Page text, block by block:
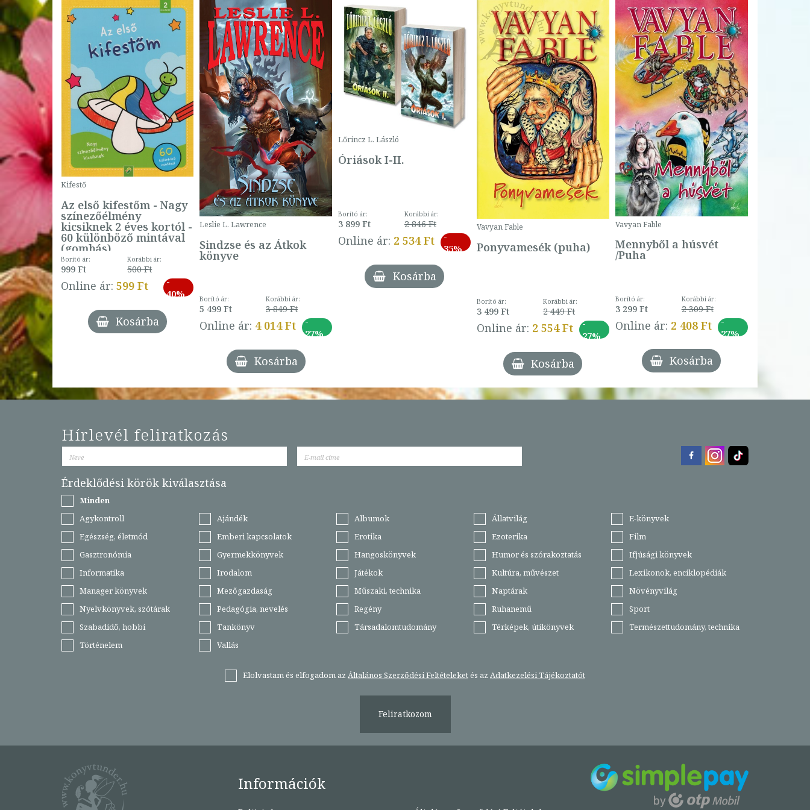
ár:
Ft
Ft
-
27%
Kifestő
Az első kifestőm - Nagy
színezőélmény
kicsiknek 2 éves kortól -
60 különböző mintával
(gombás)
Borító ár:
999 Ft
Korábbi ár:
500 Ft
Online ár: 599 Ft
-
40%
Kosárba
Leslie L. Lawrence
Sindzse és az Átkok
könyve
Borító ár:
5 499 Ft
Korábbi ár:
3 849 Ft
Online ár: 4 014 Ft
-
27%
Kosárba
Lőrincz L. László
Óriások I-II.
Borító ár:
3 899 Ft
Korábbi ár:
2 846 Ft
Online ár: 2 534 Ft
-
35%
Kosárba
Vavyan Fable
Ponyvamesék (puha)
Borító ár:
3 499 Ft
Korábbi ár:
2 449 Ft
Online ár: 2 554 Ft
-
27%
Kosárba
Vavyan Fable
Mennyből a húsvét
/Puha
Borító ár:
3 299 Ft
Korábbi ár:
2 309 Ft
Online ár: 2 408 Ft
-
27%
Kosárba
Hírlevél feliratkozás
Érdeklődési körök kiválasztása
Minden
Agykontroll
Ajándék Albumok Állatvilág
E-könyvek
Egészség, életmód
Emberi kapcsolatok Erotika Ezoterika
Film
Gasztronómia
Gyermekkönyvek Hangoskönyvek Humor és szórakoztatás
Ifjúsági könyvek
Informatika
Irodalom Játékok Kultúra, művészet
Lexikonok, enciklopédiák
Manager könyvek
Mezőgazdaság Műszaki, technika Naptárak
Növényvilág
Nyelvkönyvek, szótárak
Pedagógia, nevelés Regény Ruhanemű
Sport
Szabadidő, hobbi
Tankönyv Társadalomtudomány Térképek, útikönyvek
Természettudomány, technika
Történelem
Vallás
Elolvastam és elfogadom az Általános Szerződési Feltételeketés az Adatkezelési Tájékoztatót
Feliratkozom
Információk